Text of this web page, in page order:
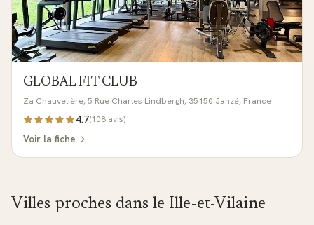
GLOBAL FIT CLUB
Za Chauvelière, 5 Rue Charles Lindbergh, 35150 Janzé, France
4.7(108 avis)
Voir la fiche
Villes proches dans le Ille-et-Vilaine